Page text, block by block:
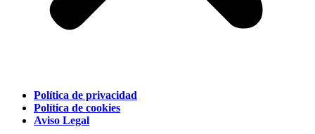
Política de privacidad
Política de cookies
Aviso Legal